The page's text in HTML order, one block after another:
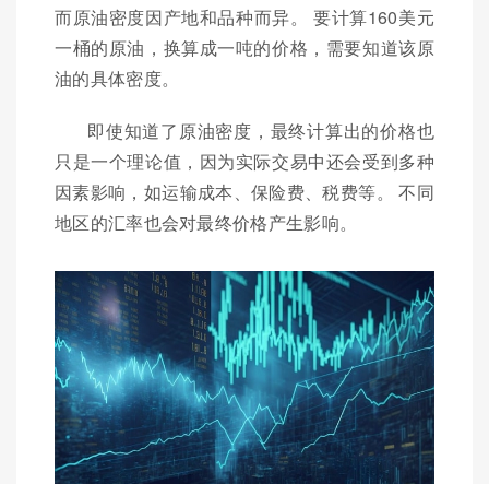
而原油密度因产地和品种而异。 要计算160美元
一桶的原油，换算成一吨的价格，需要知道该原
油的具体密度。
即使知道了原油密度，最终计算出的价格也
只是一个理论值，因为实际交易中还会受到多种
因素影响，如运输成本、保险费、税费等。 不同
地区的汇率也会对最终价格产生影响。